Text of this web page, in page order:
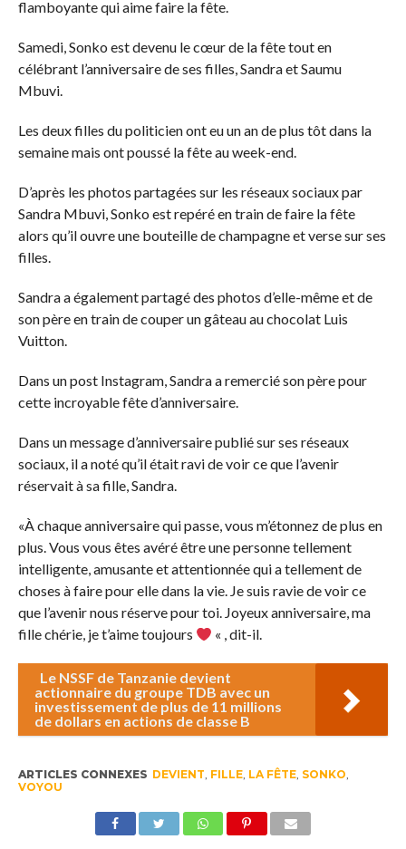
flamboyante qui aime faire la fête.
Samedi, Sonko est devenu le cœur de la fête tout en
célébrant l’anniversaire de ses filles, Sandra et Saumu
Mbuvi.
Les deux filles du politicien ont eu un an de plus tôt dans la
semaine mais ont poussé la fête au week-end.
D’après les photos partagées sur les réseaux sociaux par
Sandra Mbuvi, Sonko est repéré en train de faire la fête
alors qu’il ouvre une bouteille de champagne et verse sur ses
filles.
Sandra a également partagé des photos d’elle-même et de
son père en train de couper un gâteau au chocolat Luis
Vuitton.
Dans un post Instagram, Sandra a remercié son père pour
cette incroyable fête d’anniversaire.
Dans un message d’anniversaire publié sur ses réseaux
sociaux, il a noté qu’il était ravi de voir ce que l’avenir
réservait à sa fille, Sandra.
«À chaque anniversaire qui passe, vous m’étonnez de plus en
plus. Vous vous êtes avéré être une personne tellement
intelligente, amusante et attentionnée qui a tellement de
choses à faire pour elle dans la vie. Je suis ravie de voir ce
que l’avenir nous réserve pour toi. Joyeux anniversaire, ma
fille chérie, je t’aime toujours
« , dit-il.
Le NSSF de Tanzanie devient
actionnaire du groupe TDB avec un
investissement de plus de 11 millions
de dollars en actions de classe B
ARTICLES CONNEXES DEVIENT FILLE, LA FÊTE, SONKO
VOYOU